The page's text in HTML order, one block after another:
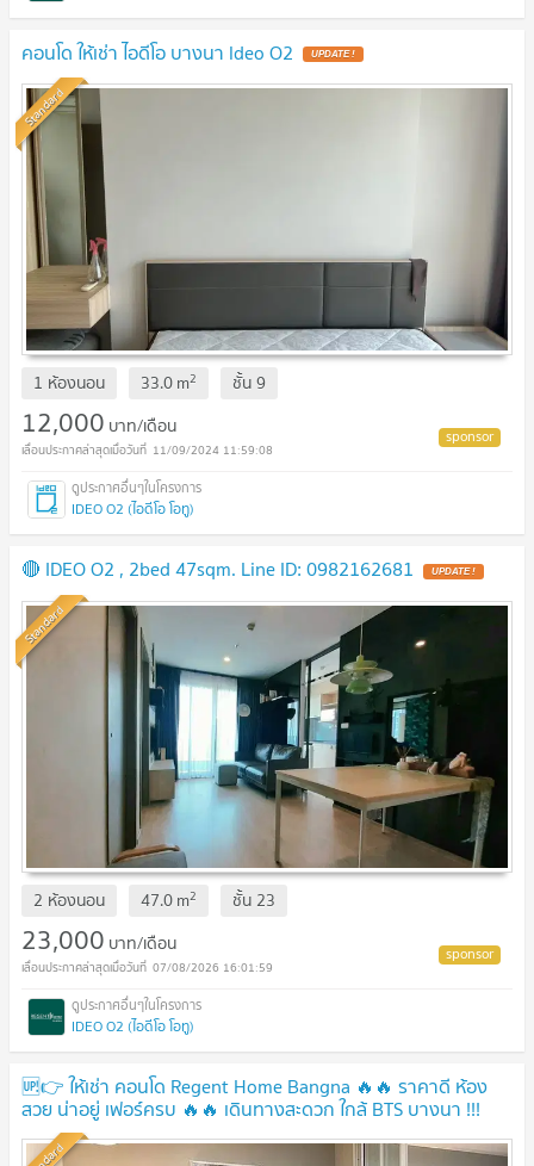
คอนโด ให้เช่า ไอดีโอ​ บางนา ldeo O2 UPDATE !
Standard
1 ห้องนอน 33.0m2 ชั้น9
12,000 บาท/เดือน
11/09/2024 11:59:08
IDEO O2 (ไอดีโอ โอทู)
🔴 IDEO O2 , 2bed 47sqm. Line ID: 0982162681 UPDATE !
Standard
2 ห้องนอน 47.0m2 ชั้น 23
23,000 บาท/เดือน
07/08/2026 16:01:59
IDEO O2 (ไอดีโอ โอทู)
🆙👉 ให้เช่า คอนโด Regent Home Bangna 🔥🔥 ราคาดี ห้อง
สวย น่าอยู่ เฟอร์ครบ 🔥🔥 เดินทางสะดวก ใกล้ BTS บางนา !!!